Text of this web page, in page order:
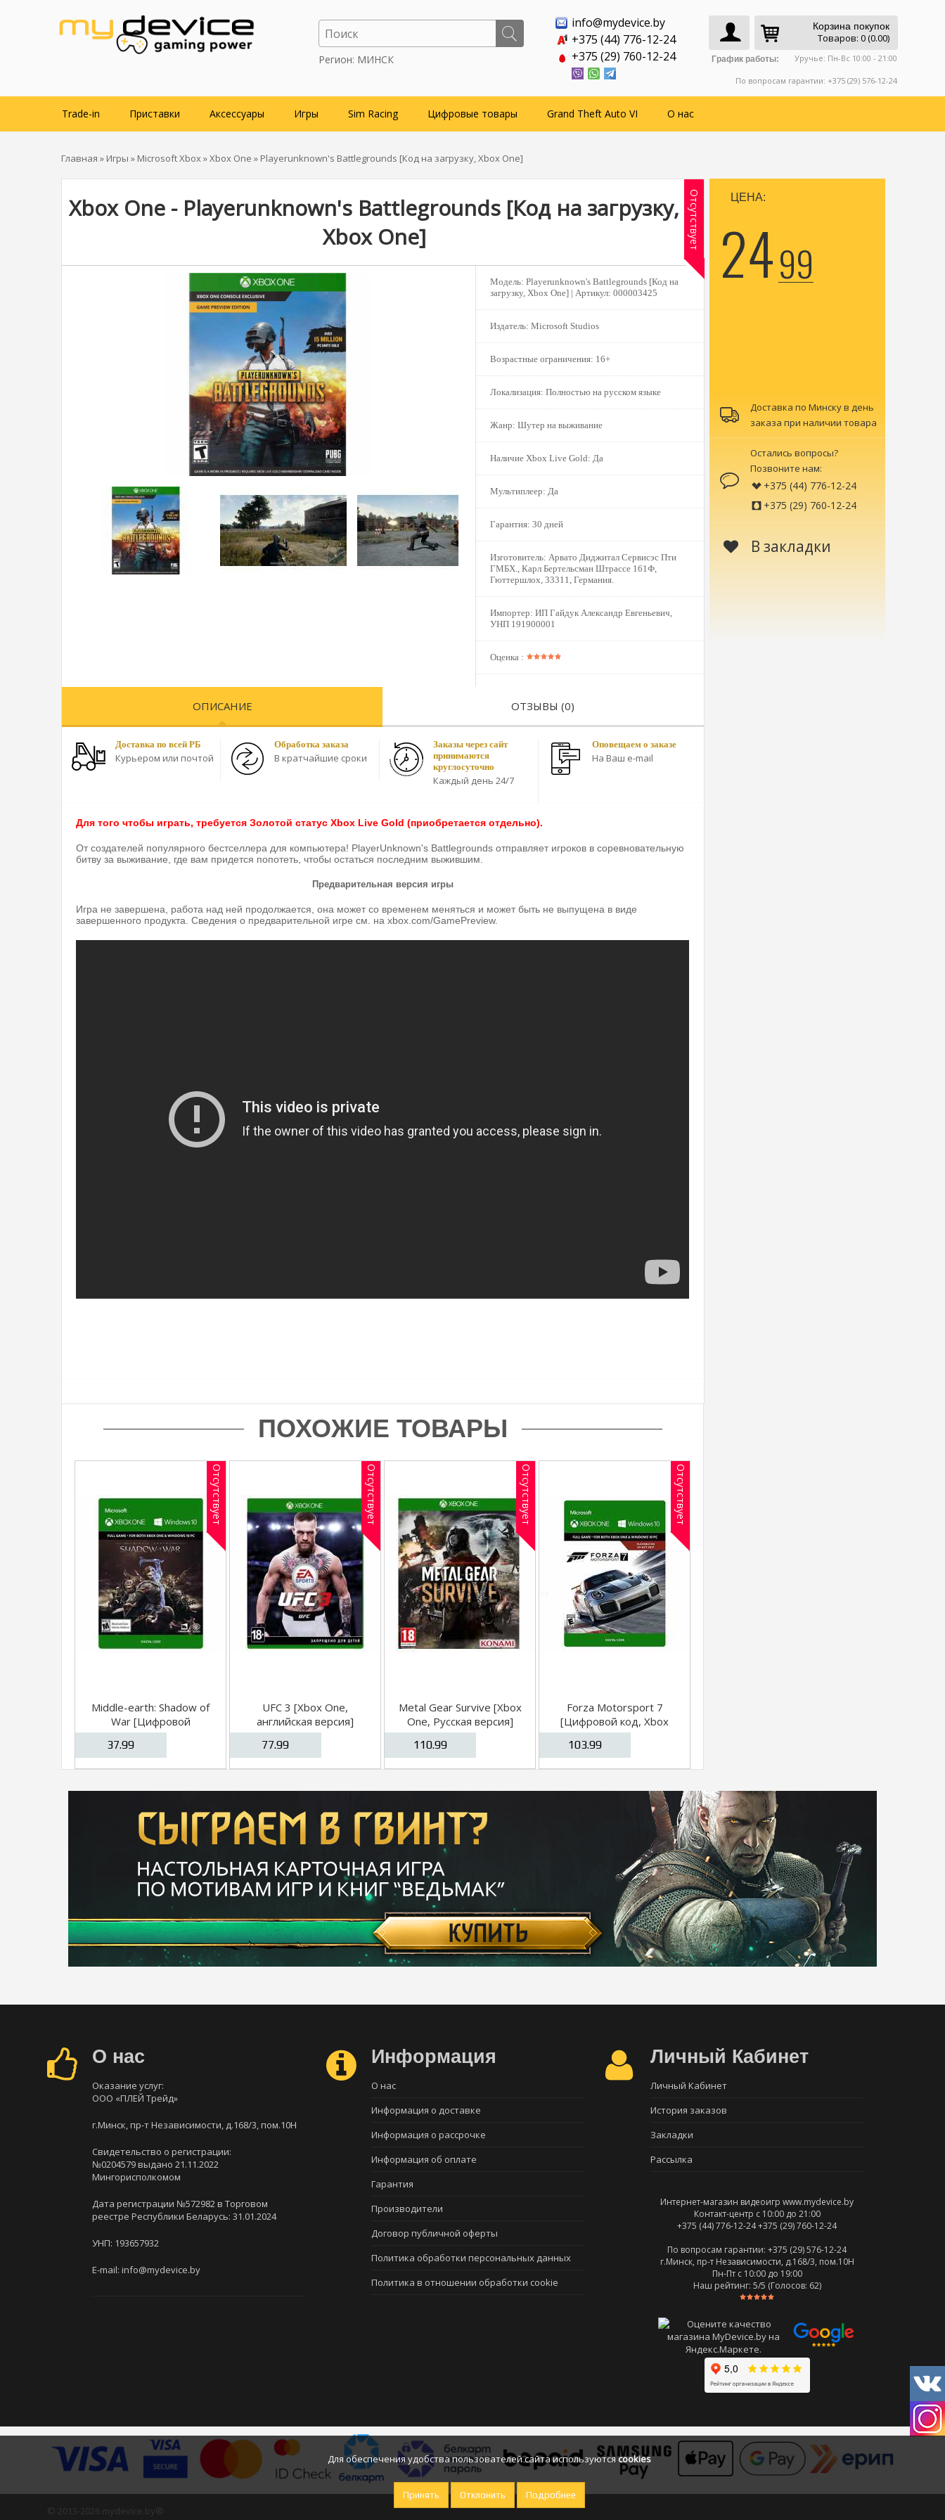
Регион: МИНСК
Корзина покупок
Товаров: 0 (0.00)
График работы: Уручье: Пн-Вс 10:00 - 21:00
По вопросам гарантии: +375 (29) 576-12-24
info@mydevice.by
+375 (44) 776-12-24
+375 (29) 760-12-24
Trade-in Приставки Аксессуары Игры Sim Racing Цифровые товары Grand Theft Auto VI О нас
Главная » Игры » Microsoft Xbox»Xbox One » Playerunknown's Battlegrounds [Код на загрузку, Xbox One]
Xbox One - Playerunknown's Battlegrounds [Код на загрузку,
Xbox One]
Модель: Playerunknown's Battlegrounds [Код на
загрузку, Xbox One] | Артикул: 000003425
Издатель: Microsoft Studios
Возрастные ограничения: 16+
Локализация: Полностью на русском языке
Жанр: Шутер на выживание
Наличие Xbox Live Gold: Да
Мультиплеер: Да
Гарантия: 30 дней
Изготовитель: Арвато Диджитал Сервисэс Пти
ГМБХ., Карл Бертельсман Штрассе 161Ф,
Гюттершлох, 33311, Германия.
Импортер: ИП Гайдук Александр Евгеньевич,
УНП 191900001
Оценка :
Отсутствует
ОПИСАНИЕ ОТЗЫВЫ (0)
Доставка по всей РБ
Курьером или почтой
Обработка заказа
В кратчайшие сроки
Заказы через сайт
принимаются
круглосуточно
Каждый день 24/7
Оповещаем о заказе
На Ваш e-mail
Для того чтобы играть, требуется Золотой статус Xbox Live Gold (приобретается отдельно).
От создателей популярного бестселлера для компьютера! PlayerUnknown's Battlegrounds отправляет игроков в соревновательную
битву за выживание, где вам придется попотеть, чтобы остаться последним выжившим.
Предварительная версия игры
Игра не завершена, работа над ней продолжается, она может со временем меняться и может быть не выпущена в виде
завершенного продукта. Сведения о предварительной игре см. на xbox.com/GamePreview.
ЦЕНА:
2499
Доставка по Минску в день
заказа при наличии товара
Остались вопросы?
Позвоните нам:
+375 (44) 776-12-24
+375 (29) 760-12-24
В закладки
ПОХОЖИЕ ТОВАРЫ
Отсутствует
Middle-earth: Shadow of
War [Цифровой
код,Xbox One]
37.99
Отсутствует
UFC 3 [Xbox One,
английская версия]
77.99
Отсутствует
Metal Gear Survive [Xbox
One, Русская версия]
110.99
Отсутствует
Forza Motorsport 7
[Цифровой код, Xbox
One]
103.99
О нас
Оказание услуг:
ООО «ПЛЕЙ Трейд»
г.Минск, пр-т Независимости, д.168/3, пом.10Н
Свидетельство о регистрации:
№0204579 выдано 21.11.2022
Мингорисполкомом
Дата регистрации №572982 в Торговом
реестре Республики Беларусь: 31.01.2024
УНП: 193657932
E-mail: info@mydevice.by
Информация
О нас
Информация о доставке
Информация о рассрочке
Информация об оплате
Гарантия
Производители
Договор публичной оферты
Политика обработки персональных данных
Политика в отношении обработки cookie
Личный Кабинет
Личный Кабинет
История заказов
Закладки
Рассылка
Интернет-магазин видеоигр www.mydevice.by
Контакт-центр с 10:00 до 21:00
+375 (44) 776-12-24+375 (29) 760-12-24
По вопросам гарантии: +375 (29) 576-12-24
г.Минск, пр-т Независимости, д.168/3, пом.10Н
Пн-Пт c 10:00 до 19:00
Наш рейтинг: 5/5 (Голосов: 62)
© 2013-2026 mydevice.by®
Для обеспечения удобства пользователей сайта используютсяcookies
Принять Отклонить Подробнее